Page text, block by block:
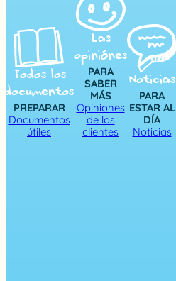
Todos los
documentos
PREPARAR
Documentos
útiles
Las
opiniónes
PARA
SABER
MÁS
Opiniones
de los
clientes
Noticias
PARA
ESTAR AL
DÍA
Noticias